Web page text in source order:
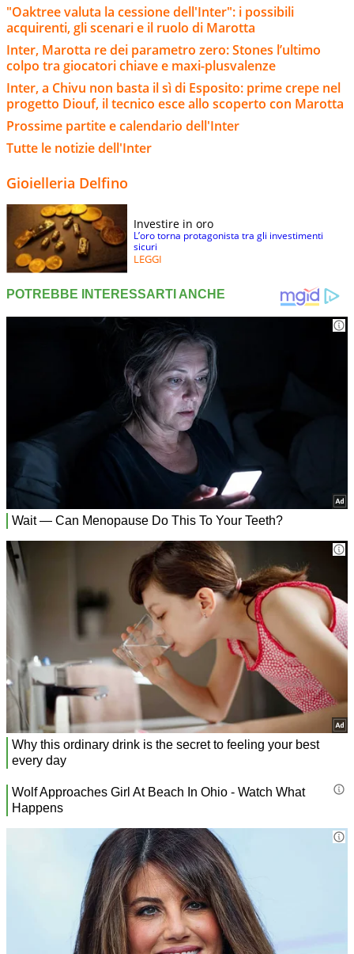
"Oaktree valuta la cessione dell'Inter": i possibili
acquirenti, gli scenari e il ruolo di Marotta
Inter, Marotta re dei parametro zero: Stones l’ultimo
colpo tra giocatori chiave e maxi-plusvalenze
Inter, a Chivu non basta il sì di Esposito: prime crepe nel
progetto Diouf, il tecnico esce allo scoperto con Marotta
Prossime partite e calendario dell'Inter
Tutte le notizie dell'Inter
Gioielleria Delfino
Investire in oro
L’oro torna protagonista tra gli investimenti
sicuri
LEGGI